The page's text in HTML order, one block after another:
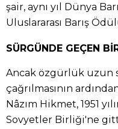
şair, aynı yıl Dünya
Uluslararası Barış
SÜRGÜNDE GEÇEN
Ancak özgürlük uzun
çağrılmasının
Nâzım Hikmet, 1951
Sovyetler Birliği'ne